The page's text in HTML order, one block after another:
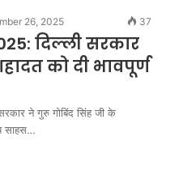
26, 2025 37
दिल्ली सरकार
को दी भावपूर्ण
ने गुरु गोबिंद सिंह जी के
साहस…